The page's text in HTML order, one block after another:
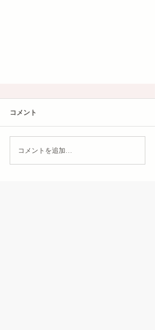
コメント
コメントを追加…